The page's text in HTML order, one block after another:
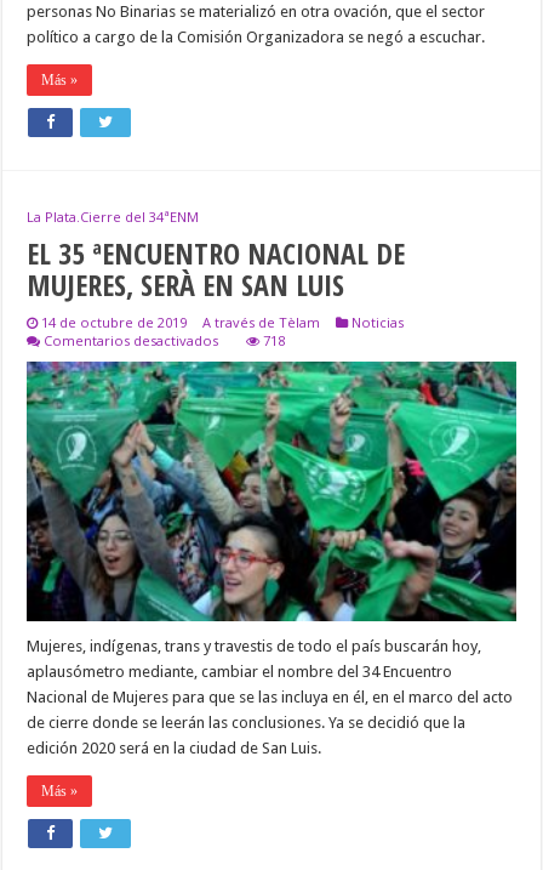
personas No Binarias se materializó en otra ovación, que el sector
político a cargo de la Comisión Organizadora se negó a escuchar.
Más »
La Plata.Cierre del 34ªENM
EL 35 ªENCUENTRO NACIONAL DE
MUJERES, SERÀ EN SAN LUIS
14 de octubre de 2019 A través de Tèlam
Noticias
Comentarios desactivadosen
35
ªENCUENTRO
NACIONAL
DE
MUJERES,
SERÀ
EN
SAN
LUIS
718
Mujeres, indígenas, trans y travestis de todo el país buscarán hoy,
aplausómetro mediante, cambiar el nombre del 34 Encuentro
Nacional de Mujeres para que se las incluya en él, en el marco del acto
de cierre donde se leerán las conclusiones. Ya se decidió que la
edición 2020 será en la ciudad de San Luis.
Más »